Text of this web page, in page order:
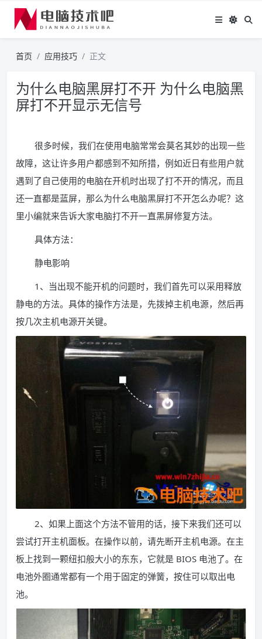
首页 应用技巧 正文
为什么电脑黑屏打不开 为什么电脑黑
屏打不开显示无信号
很多时候，我们在使用电脑常常会莫名其妙的出现一些
故障，这让许多用户都感到不知所措，例如近日有些用户就
遇到了自己使用的电脑在开机时出现了打不开的情况，而且
还一直都是蓝屏，那么为什么电脑黑屏打不开怎么办呢？这
里小编就来告诉大家电脑打不开一直黑屏修复方法。
具体方法：
静电影响
1、当出现不能开机的问题时，我们首先可以采用释放
静电的方法。具体的操作方法是，先拨掉主机电源，然后再
按几次主机电源开关键。
2、如果上面这个方法不管用的话，接下来我们还可以
尝试打开主机面板。在操作以前，请先断开主机电源。在主
板上找到一颗纽扣般大小的东东，它就是 BIOS 电池了。在
电池外圈通常都有一个用于固定的弹簧，按住可以取出电
池。